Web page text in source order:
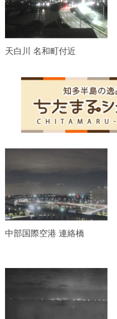
天白川 名和町付近
中部国際空港 連絡橋